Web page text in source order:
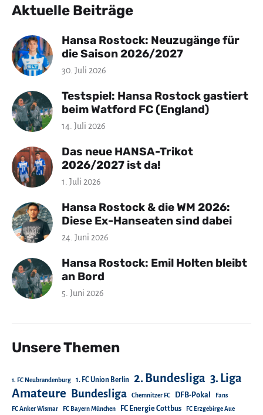
Aktuelle Beiträge
Hansa Rostock: Neuzugänge für
die Saison 2026/2027
30. Juli 2026
Testspiel: Hansa Rostock gastiert
beim Watford FC (England)
14. Juli 2026
Das neue HANSA-Trikot
2026/2027 ist da!
1. Juli 2026
Hansa Rostock & die WM 2026:
Diese Ex-Hanseaten sind dabei
24. Juni 2026
Hansa Rostock: Emil Holten bleibt
an Bord
5. Juni 2026
Unsere Themen
1. FC Neubrandenburg 1. FC Union Berlin 2. Bundesliga 3. Liga
Amateure Bundesliga Chemnitzer FC DFB-Pokal Fans
FC Anker Wismar FC Bayern München FC Energie Cottbus FC Erzgebirge Aue